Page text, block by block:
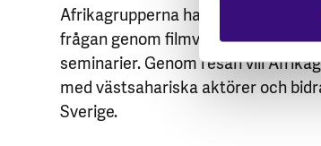
Afrikagrupperna har under året
frågan genom filmvisningar, event,
seminarier. Genom resan vill
med västsahariska aktörer och
Sverige.